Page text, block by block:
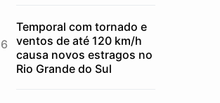
Temporal com tornado e
ventos de até 120 km/h
causa novos estragos no
Rio Grande do Sul